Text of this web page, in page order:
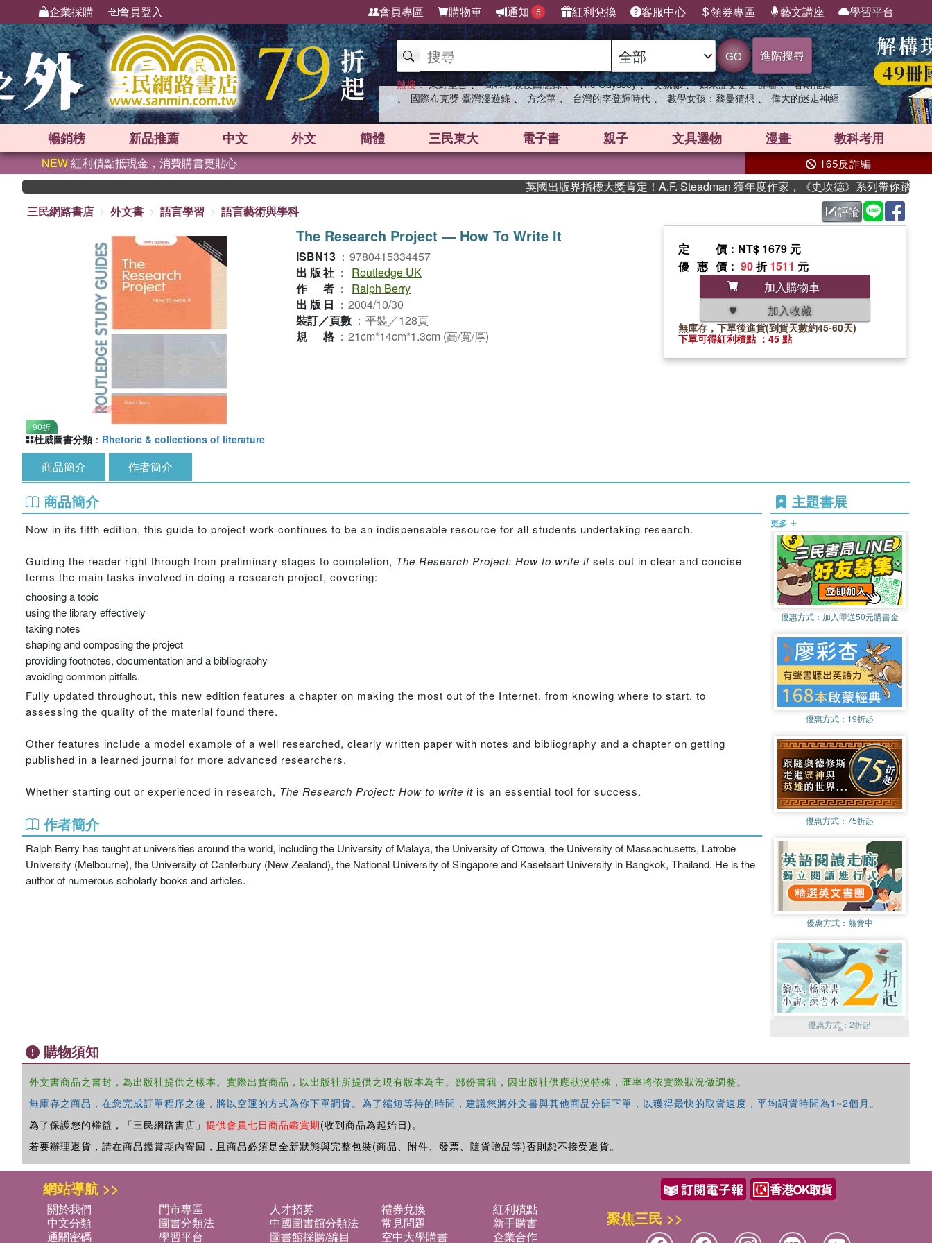
企業採購 會員登入 會員專區 購物車 通知 5 紅利兌換 客服中心 領券專區 藝文講座 學習平台
GO 進階搜尋
熱搜： 東野圭吾 、 高希均教授回憶錄 、 The Odyssey 、 父親節 、 如果歷史是一群喵 、 暑期推薦
、 國際布克獎 臺灣漫遊錄 、 方念華 、 台灣的李登輝時代 、 數學女孩：黎曼猜想 、 偉大的迷走神經
暢銷榜 新品推薦 中文 外文 簡體 三民東大 電子書 親子 文具選物 漫畫 教科考用
NEW紅利積點抵現金，消費購書更貼心 165反詐騙
英國出版界指標大獎肯定！A.F. Steadman 獲年度作家，《史坎德》系列帶你踏上熱血
三民網路書店
外文書 語言學習 語言藝術與學科 評論
90折
The Research Project ― How To Write It
ISBN13 ： 9780415334457
出版社 ：
Routledge UK
作者 ：
Ralph Berry
出版日 ： 2004/10/30
裝訂／頁數 ： 平裝／128頁
規格 ： 21cm*14cm*1.3cm (高/寬/厚)
定價 ：NT$ 1679 元
優惠價 ： 90折1511 元
加入購物車
加入收藏
無庫存，下單後進貨(到貨天數約45-60天)
下單可得紅利積點 ：45 點
杜威圖書分類 ： Rhetoric & collections of literature
商品簡介 作者簡介
商品簡介
Now in its fifth edition, this guide to project work continues to be an indispensable resource for all students undertaking research.
Guiding the reader right through from preliminary stages to completion, The Research Project: How to write it sets out in clear and concise
terms the main tasks involved in doing a research project, covering:
choosing a topic
using the library effectively
taking notes
shaping and composing the project
providing footnotes, documentation and a bibliography
avoiding common pitfalls.
Fully updated throughout, this new edition features a chapter on making the most out of the Internet, from knowing where to start, to
assessing the quality of the material found there.
Other features include a model example of a well researched, clearly written paper with notes and bibliography and a chapter on getting
published in a learned journal for more advanced researchers.
Whether starting out or experienced in research, The Research Project: How to write it is an essential tool for success.
作者簡介
Ralph Berry has taught at universities around the world, including the University of Malaya, the University of Ottowa, the University of Massachusetts, Latrobe
University (Melbourne), the University of Canterbury (New Zealand), the National University of Singapore and Kasetsart University in Bangkok, Thailand. He is the
author of numerous scholarly books and articles.
主題書展
更多
優惠方式： 加入即送50元購書金
優惠方式： 19折起
優惠方式： 75折起
優惠方式： 熱賣中
優惠方式：2折起
購物須知
外文書商品之書封，為出版社提供之樣本。實際出貨商品，以出版社所提供之現有版本為主。部份書籍，因出版社供應狀況特殊，匯率將依實際狀況做調整。
無庫存之商品，在您完成訂單程序之後，將以空運的方式為你下單調貨。為了縮短等待的時間，建議您將外文書與其他商品分開下單，以獲得最快的取貨速度，平均調貨時間為1~2個月。
為了保護您的權益，「三民網路書店」 提供會員七日商品鑑賞期(收到商品為起始日)。
若要辦理退貨，請在商品鑑賞期內寄回，且商品必須是全新狀態與完整包裝(商品、附件、發票、隨貨贈品等)否則恕不接受退貨。
網站導航 >>
關於我們 門市專區 人才招募 禮券兌換
紅利積點
中文分類
圖書分類法 中國圖書館分類法 常見問題
新手購書
通關密碼
學習平台 圖書館採購/編目 空中大學購書
企業合作
聚焦三民 >>